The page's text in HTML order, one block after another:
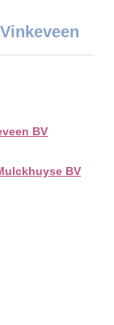
BV
BV